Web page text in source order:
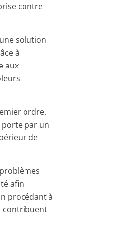
contre
solution
à
aux
ordre.
porte par un
de
afin
procédant à
contribuent